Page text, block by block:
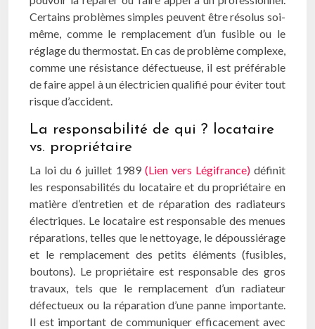
Certains problèmes simples peuvent être résolus soi-
même, comme le remplacement d’un fusible ou le
réglage du thermostat. En cas de problème complexe,
comme une résistance défectueuse, il est préférable
de faire appel à un électricien qualifié pour éviter tout
risque d’accident.
La responsabilité de qui ? locataire
vs. propriétaire
La loi du 6 juillet 1989 (Lien vers Légifrance)définit
les responsabilités du locataire et du propriétaire en
matière d’entretien et de réparation des radiateurs
électriques. Le locataire est responsable des menues
réparations, telles que le nettoyage, le dépoussiérage
et le remplacement des petits éléments (fusibles,
boutons). Le propriétaire est responsable des gros
travaux, tels que le remplacement d’un radiateur
défectueux ou la réparation d’une panne importante.
Il est important de communiquer efficacement avec